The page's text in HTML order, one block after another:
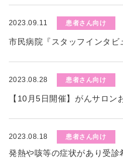
2023.09.11 患者さん向け
市民病院『スタッフインタビ
2023.08.28 患者さん向け
【10月5日開催】がんサロ
2023.08.18 患者さん向け
発熱や咳等の症状があり受診